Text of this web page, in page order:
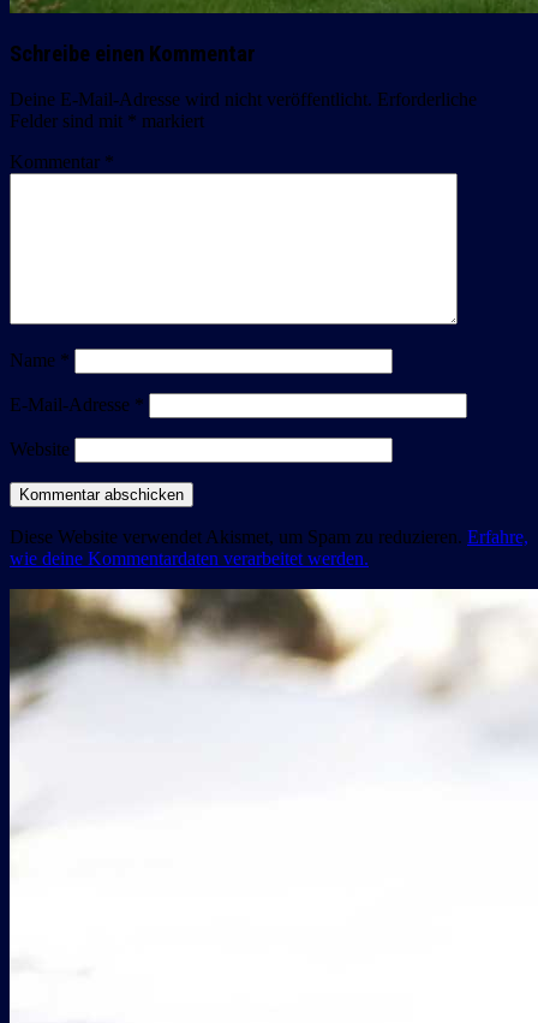
Schreibe einen Kommentar
Deine E-Mail-Adresse wird nicht veröffentlicht. Erforderliche
Felder sind mit * markiert
Kommentar *
Name *
E-Mail-Adresse *
Website
Diese Website verwendet Akismet, um Spam zu reduzieren. Erfahre,
wie deine Kommentardaten verarbeitet werden.